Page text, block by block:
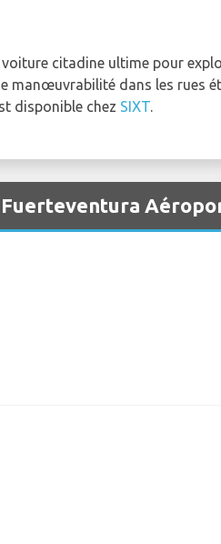
citadine ultime pour
manœuvrabilité dans les rues
disponible chez SIXT.